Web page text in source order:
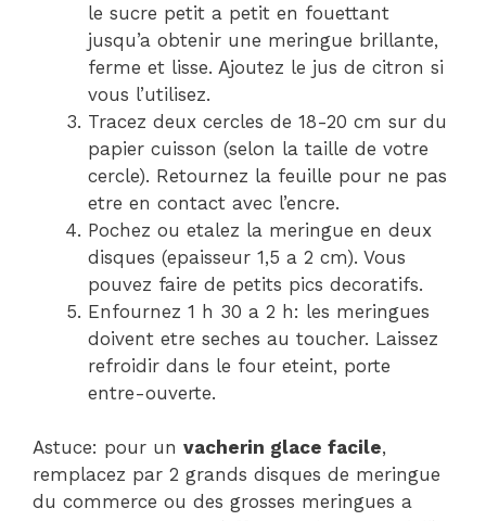
le sucre petit a petit en fouettant
jusqu’a obtenir une meringue brillante,
ferme et lisse. Ajoutez le jus de citron si
vous l’utilisez.
Tracez deux cercles de 18-20 cm sur du
papier cuisson (selon la taille de votre
cercle). Retournez la feuille pour ne pas
etre en contact avec l’encre.
Pochez ou etalez la meringue en deux
disques (epaisseur 1,5 a 2 cm). Vous
pouvez faire de petits pics decoratifs.
Enfournez 1 h 30 a 2 h: les meringues
doivent etre seches au toucher. Laissez
refroidir dans le four eteint, porte
entre-ouverte.
Astuce: pour un vacherin glace facile,
remplacez par 2 grands disques de meringue
du commerce ou des grosses meringues a